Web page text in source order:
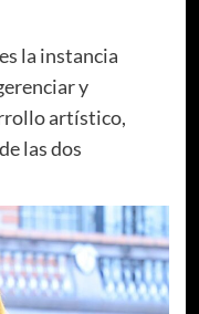
la instancia
y
artístico,
las dos